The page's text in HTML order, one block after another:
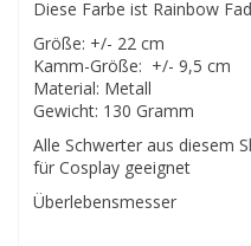
Diese Farbe ist Rainbow
Größe: +/- 22 cm
Kamm-Größe: +/- 9,5 cm
Material: Metall
Gewicht: 130 Gramm
Alle Schwerter aus diesem
für Cosplay geeignet
Überlebensmesser